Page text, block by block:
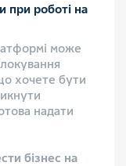
при роботі на
може
хочете бути
надати
бізнес на